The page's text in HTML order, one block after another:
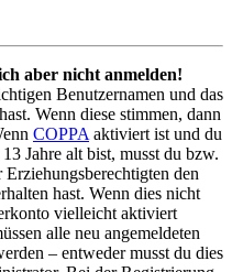
aber nicht anmelden!
Benutzernamen und das
Wenn diese stimmen, dann
COPPA aktiviert ist und du
Jahre alt bist, musst du bzw.
den
hast. Wenn dies nicht
vielleicht aktiviert
alle neu angemeldeten
– entweder musst du dies